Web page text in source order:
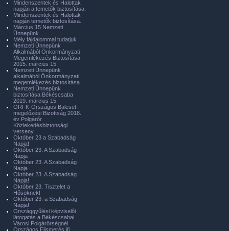
Mindenszentek és Halottak
napján a temetők biztosítása.
Mindenszentek és Halottak
napján temetők biztosítása.
Március 15 Nemzeti
Ünnepünk
Mély fájdalommal tudatjuk
Nemzeti Ünnepünk
Alkalmából Önkormányzati
Megemlékezés Biztosítása
2015. március 15.
Nemzeti Ünnepünk
alkalmából Önkormányzati
megemlékezés biztosítása
Nemzeti Ünnepünk
biztosítása Békéscsaba
2019. március 15.
ORFK-Országos Baleset-
megelőzési Bizottság 2018.
év Polgárőr
Közlekedésbiztonsági
verseny.
Október 23 a Szabadság
Napja!
Október 23. A Szabadság
Napja
Október 23. A Szabadság
Napja
Október 23. A Szabadság
Napja!
Október 23. Tisztelet a
Hősöknek!
Október 23. a Szabadság
Napja!
Országgyűlési képviselői
látogatás a Békéscsabai
Városi Polgárőrségnél
Országos Elismerés ifj.